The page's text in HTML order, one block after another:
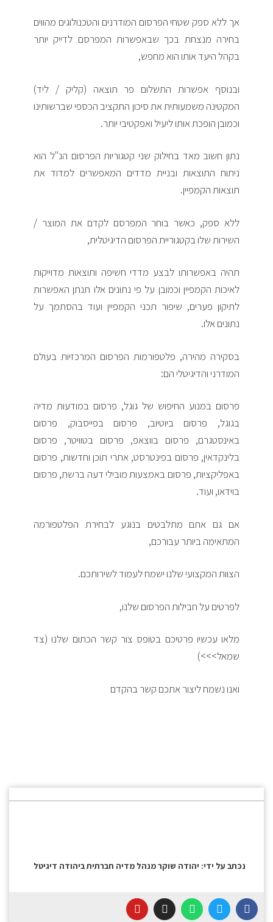
אך ללא ספק שטחי הפרסום המודרנים והטכנולוגים מהווים
בחירה מנצחת בכך שבאפשרות המפרסם לדייק יותר
בקהל היעד אותו הוא מחפש,
ובנוסף אפשרות התשלום פר תוצאה (קליק / ליד)
המקטינה משמעותית את סיכון התקציב הכספי שברשותינו
וכמובן הופכת אותו ליעיל ואפקטיבי יותר.
נתון חשוב מאד בחילוק שני קטגוריות הפרסום הנ"ל הוא
ניתוח התוצאות ובניית מדדים המאפשרים למדוד את
תוצאות הקמפיין.
ללא ספק, כאשר בוחר המפרסם לקדם את המוצר /
השירות שלו בקטגוריית הפרסום הדיגיטלית,
תהיה באפשרותו לבצע מדדי חשיפה ותוצאות מדוייקות
לאיכות הקמפיין וכמובן על פי נתונים אלו תנתן האפשרות
לתיקון פערים, שיפור תכני הקמפיין ועוד בהסתמך על
נתונים אלו.
בסקירה מהירה, פלטפורמות הפרסום המרכזיות בעולם
המודרני והדיגיטלי הם:
פרסום במנוע החיפוש של גוגל, פרסום במודעות מדיה
בגוגל, פרסום ביוטיוב, פרסום בפייסבוק, פרסום
באינסטגרם, פרסום בווצאפ, פרסום בטוויטר, פרסום
בלינקדאין, פרסום בפינטרסט, אתרי תוכן וחדשות, פרסום
באפליקציות, פרסום באמצעות מובילי דעה ברשת, פרסום
בוידאו, ועוד.
אם גם אתם מתלבטים בנוגע לבחירת הפלטפורמה
המתאימה ביותר עבורכם,
הצוות המקצועי שלנו ישמח לעמוד לשירותכם.
לפרטים על חבילות הפרסום שלנו,
מלאו עכשיו פרטיכם בטופס צור קשר הכתום שלנו (צד
שמאל>>>)
ואנו נשמח ליצור אתכם קשר בהקדם
נכתב על ידי: יהודה שוקר מנהל מדיה חברתית ביהודה דיגיטל